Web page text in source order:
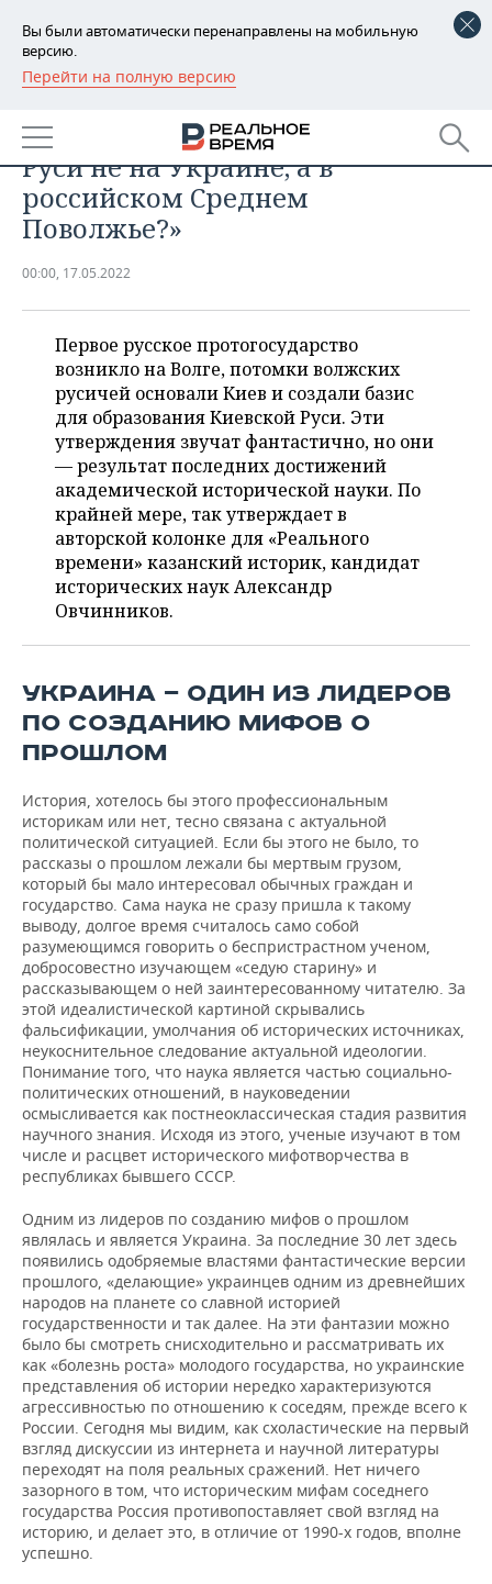
Вы были автоматически перенаправлены на мобильную
версию.
Перейти на полную версию
РЕГИОНЫ
БАШКОРТОСТАН
ТАТАРСТАН
УДМУРТИЯ
НОВОСТИ
АНАЛИТИКА
НОВОСТИ АНАЛИТИКИ
ДЕКЛАРАЦИИ О ДОХОДАХ
ВУЗЫ ТАТАРСТАНА
КОМУ ПРИНАДЛЕЖАТ
ТОРГОВЫЕ ЦЕНТРЫ
ТАТАРСТАНА
ЭКОНОМИКА
НОВОСТИ ЭКОНОМИКИ
БАНКИ
БЮДЖЕТ
ИНВЕСТИЦИИ
ПРОМЫШЛЕННОСТЬ
ПРОМЫШЛЕННОСТИ
АГРОПРОМ
МАШИНОСТРОЕНИЕ
НЕФТЕХИМИЯ
НЕФТЬ
ОПК
ЭНЕРГЕТИКА
НОВОСТИ НЕДВИЖИМОСТИ
АВТО
НОВОСТИ АВТО
БИЗНЕС
НОВОСТИ БИЗНЕСА
РОЗНИЧНАЯ ТОРГОВЛЯ
ТРАНСПОРТ
ТЕХНОЛОГИИ
НОВОСТИ ТЕХНОЛОГИЙ
ТЕЛЕКОММУНИКАЦИИ
МЕРОПРИЯТИЯ
НОВОСТИ МЕРОПРИЯТИЙ
БИЗНЕС-БРАНЧИ
ONLINE-КОНФЕРЕНЦИИ
СПОРТ
ФУТБОЛ
ХОККЕЙ
ВОЛЕЙБОЛ
КИБЕРСПОРТ
ФИГУРНОЕ КАТАНИЕ
ВОДНЫЕ ВИДЫ СПОРТА
ХОККЕЙ С МЯЧОМ
НОВОСТИ ОБЩЕСТВА
ВЛАСТЬ
ИСТОРИЯ
КУЛЬТУРА
МЕДИЦИНА
ОБРАЗОВАНИЕ
ПРОИСШЕСТВИЯ
ФОТОГАЛЕРЕЯ
СЮЖЕТЫ
СПИСОК ПЕРСОН
СПИСОК КОМПАНИЙ
ПОЛНАЯ ВЕРСИЯ
Александр Овчинников: «Истоки
Руси не на Украине, а в
российском Среднем
Поволжье?»
00:00, 17.05.2022
Первое русское протогосударство
возникло на Волге, потомки волжских
русичей основали Киев и создали базис
для образования Киевской Руси. Эти
утверждения звучат фантастично, но они
— результат последних достижений
академической исторической науки. По
крайней мере, так утверждает в
авторской колонке для «Реального
времени» казанский историк, кандидат
исторических наук Александр
Овчинников.
УКРАИНА — ОДИН ИЗ ЛИДЕРОВ
ПО СОЗДАНИЮ МИФОВ О
ПРОШЛОМ
История, хотелось бы этого профессиональным
историкам или нет, тесно связана с актуальной
политической ситуацией. Если бы этого не было, то
рассказы о прошлом лежали бы мертвым грузом,
который бы мало интересовал обычных граждан и
государство. Сама наука не сразу пришла к такому
выводу, долгое время считалось само собой
разумеющимся говорить о беспристрастном ученом,
добросовестно изучающем «седую старину» и
рассказывающем о ней заинтересованному читателю. За
этой идеалистической картиной скрывались
фальсификации, умолчания об исторических источниках,
неукоснительное следование актуальной идеологии.
Понимание того, что наука является частью социально-
политических отношений, в науковедении
осмысливается как постнеоклассическая стадия развития
научного знания. Исходя из этого, ученые изучают в том
числе и расцвет исторического мифотворчества в
республиках бывшего СССР.
Одним из лидеров по созданию мифов о прошлом
являлась и является Украина. За последние 30 лет здесь
появились одобряемые властями фантастические версии
прошлого, «делающие» украинцев одним из древнейших
народов на планете со славной историей
государственности и так далее. На эти фантазии можно
было бы смотреть снисходительно и рассматривать их
как «болезнь роста» молодого государства, но украинские
представления об истории нередко характеризуются
агрессивностью по отношению к соседям, прежде всего к
России. Сегодня мы видим, как схоластические на первый
взгляд дискуссии из интернета и научной литературы
переходят на поля реальных сражений. Нет ничего
зазорного в том, что историческим мифам соседнего
государства Россия противопоставляет свой взгляд на
историю, и делает это, в отличие от 1990-х годов, вполне
успешно.